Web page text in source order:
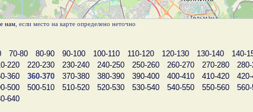
нам , если место на карте определено неточно
70-80 80-90 90-100 100-110 110-120 120-130 130-140
140-
220 220-230 230-240 240-250 250-260 260-270 270-280
360 360-370 370-380 380-390 390-400 400-410 410-420
500 500-510 510-520 520-530 530-540 540-550 550-560
640